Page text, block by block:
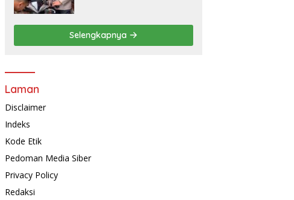
Polrestabes Surabaya
Selengkapnya
Laman
Disclaimer
Indeks
Kode Etik
Pedoman Media Siber
Privacy Policy
Redaksi